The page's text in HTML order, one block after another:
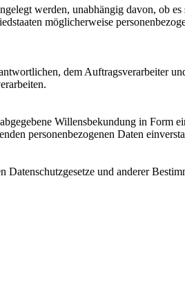
werden, unabhängig davon, ob
möglicherweise
dem Auftragsverarbeiter
Willensbekundung in Form
personenbezogenen Daten
und anderer